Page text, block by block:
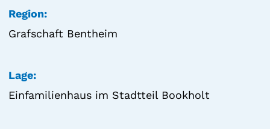
Region:
Grafschaft Bentheim
Lage:
Einfamilienhaus im Stadtteil Bookholt